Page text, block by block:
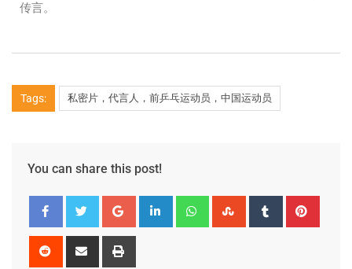
传言。
Tags: 私密片，代言人，前乒乓运动员，中国运动员
You can share this post!